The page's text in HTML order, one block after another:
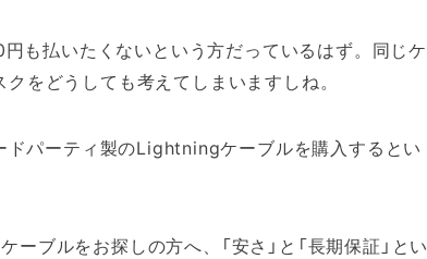
も払いたくないという方だっているはず。同じケ
をどうしても考えてしまいますしね。
ドパーティ製のLightningケーブルを購入するとい
ブルをお探しの方へ、「安さ」と「長期保証」とい